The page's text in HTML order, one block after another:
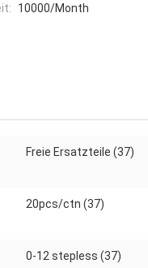
10000/Month
Freie Ersatzteile (37)
20pcs/ctn (37)
0-12 stepless (37)